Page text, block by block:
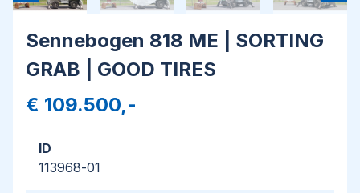
Sennebogen 818 ME | SORTING
GRAB | GOOD TIRES
€ 109.500,-
ID
113968-01